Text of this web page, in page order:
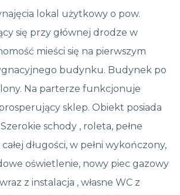
lokal użytkowy o pow.
się przy głównej drodze w
mieści się na pierwszym
budynku. Budynek po
Na parterze funkcjonuje
sklep. Obiekt posiada
schody , roleta, pełne
długości, w pełni wykończony,
oświetlenie, nowy piec gazowy
z instalacja , własne WC z